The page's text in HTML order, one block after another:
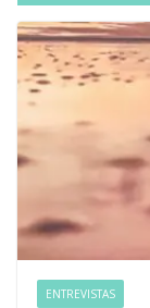
ENTREVISTAS